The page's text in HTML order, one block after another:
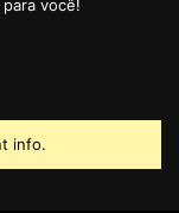
você!
info.